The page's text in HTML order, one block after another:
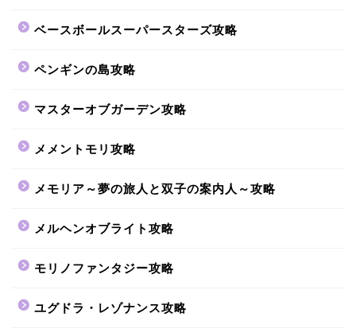
ベースボールスーパースターズ攻略
ペンギンの島攻略
マスターオブガーデン攻略
メメントモリ攻略
メモリア～夢の旅人と双子の案内人～攻略
メルヘンオブライト攻略
モリノファンタジー攻略
ユグドラ・レゾナンス攻略